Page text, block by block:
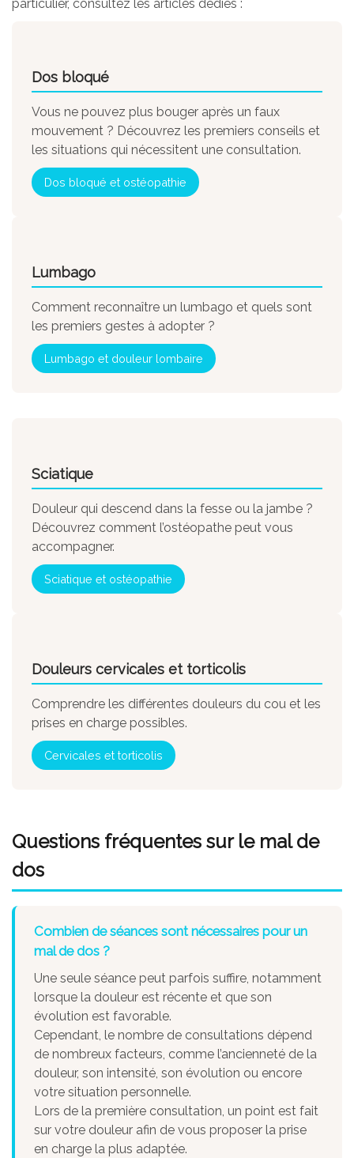
particulier, consultez les articles dédiés :
Dos bloqué
Vous ne pouvez plus bouger après un faux
mouvement ? Découvrez les premiers conseils et
les situations qui nécessitent une consultation.
Dos bloqué et ostéopathie
Lumbago
Comment reconnaître un lumbago et quels sont
les premiers gestes à adopter ?
Lumbago et douleur lombaire
Sciatique
Douleur qui descend dans la fesse ou la jambe ?
Découvrez comment l’ostéopathe peut vous
accompagner.
Sciatique et ostéopathie
Douleurs cervicales et torticolis
Comprendre les différentes douleurs du cou et les
prises en charge possibles.
Cervicales et torticolis
Questions fréquentes sur le mal de
dos
Combien de séances sont nécessaires pour un
mal de dos ?
Une seule séance peut parfois suffire, notamment
lorsque la douleur est récente et que son
évolution est favorable.
Cependant, le nombre de consultations dépend
de nombreux facteurs, comme l’ancienneté de la
douleur, son intensité, son évolution ou encore
votre situation personnelle.
Lors de la première consultation, un point est fait
sur votre douleur afin de vous proposer la prise
en charge la plus adaptée.